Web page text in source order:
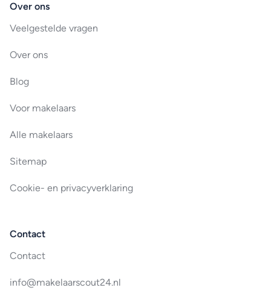
Over ons
Veelgestelde vragen
Over ons
Blog
Voor makelaars
Alle makelaars
Sitemap
Cookie- en privacyverklaring
Contact
Contact
info@makelaarscout24.nl